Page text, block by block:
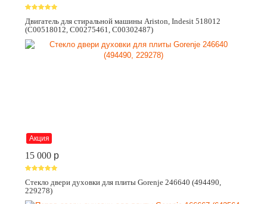
Двигатель для стиральной машины Ariston, Indesit 518012
(C00518012, C00275461, C00302487)
Акция
15 000 p
Стекло двери духовки для плиты Gorenje 246640 (494490,
229278)